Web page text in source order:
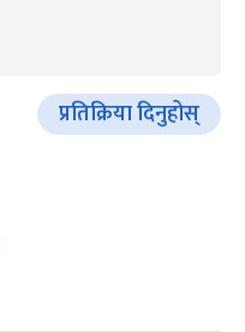
प्रतिक्रिया दिनुहोस्